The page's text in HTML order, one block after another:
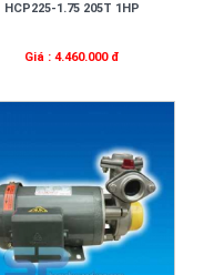
HCP225-1.75 205T 1HP
Giá : 4.460.000 đ